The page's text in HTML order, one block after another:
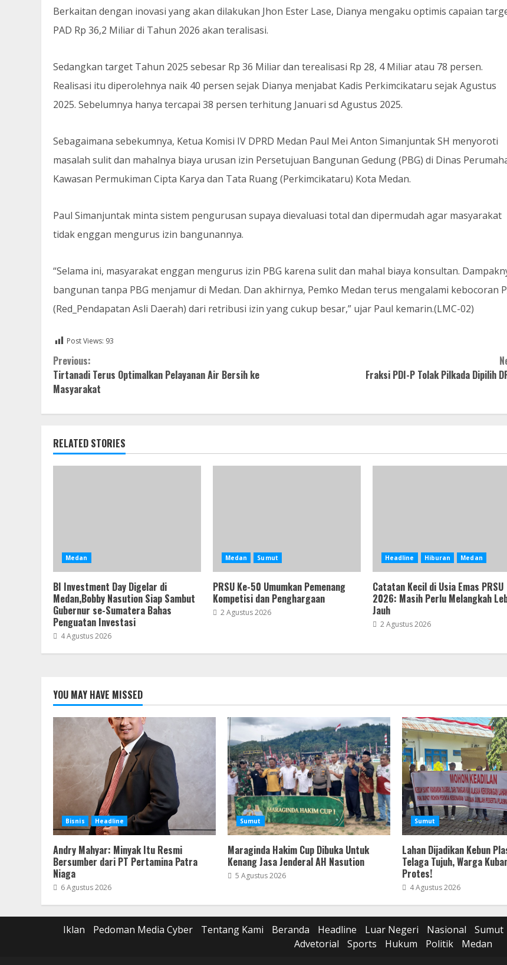
Berkaitan dengan inovasi yang akan dilakukan Jhon Ester Lase, Dianya mengaku optimis capaian
PAD Rp 36,2 Miliar di Tahun 2026 akan teralisasi.
Sedangkan target Tahun 2025 sebesar Rp 36 Miliar dan terealisasi Rp 28, 4 Miliar atau 78 persen.
Realisasi itu diperolehnya naik 40 persen sejak Dianya menjabat Kadis Perkimcikataru sejak Agustus
2025. Sebelumnya hanya tercapai 38 persen terhitung Januari sd Agustus 2025.
Sebagaimana sebekumnya, Ketua Komisi IV DPRD Medan Paul Mei Anton Simanjuntak SH menyoroti
masalah sulit dan mahalnya biaya urusan izin Persetujuan Bangunan Gedung (PBG) di Dinas
Kawasan Permukiman Cipta Karya dan Tata Ruang (Perkimcikataru) Kota Medan.
Paul Simanjuntak minta sistem pengurusan supaya dievaluasi total dan dipermudah agar masyarakat
tidak enggan mengurus izin bangunannya.
“Selama ini, masyarakat enggan mengurus izin PBG karena sulit dan mahal biaya konsultan.
bangunan tanpa PBG menjamur di Medan. Dan akhirnya, Pemko Medan terus mengalami kebocoran
(Red_Pendapatan Asli Daerah) dari retribusi izin yang cukup besar,” ujar Paul kemarin.(LMC-02)
Post Views: 93
Continue
Reading
Previous:
Tirtanadi Terus Optimalkan Pelayanan Air Bersih ke
Masyarakat
Fraksi PDI-P Tolak Pilkada Dipilih
RELATED STORIES
Medan
BI Investment Day Digelar di
Medan,Bobby Nasution Siap Sambut
Gubernur se-Sumatera Bahas
Penguatan Investasi
4 Agustus 2026
Medan Sumut
PRSU Ke-50 Umumkan Pemenang
Kompetisi dan Penghargaan
2 Agustus 2026
Headline Hiburan Medan
Catatan Kecil di Usia Emas PRSU
2026: Masih Perlu Melangkah
Jauh
2 Agustus 2026
YOU MAY HAVE MISSED
Bisnis Headline
Andry Mahyar: Minyak Itu Resmi
Bersumber dari PT Pertamina Patra
Niaga
6 Agustus 2026
Sumut
Maraginda Hakim Cup Dibuka Untuk
Kenang Jasa Jenderal AH Nasution
5 Agustus 2026
Sumut
Lahan Dijadikan Kebun
Telaga Tujuh, Warga
Protes!
4 Agustus 2026
Iklan Pedoman Media Cyber Tentang Kami Beranda Headline Luar Negeri Nasional Sumut
Advetorial
Sports Hukum Politik
Medan